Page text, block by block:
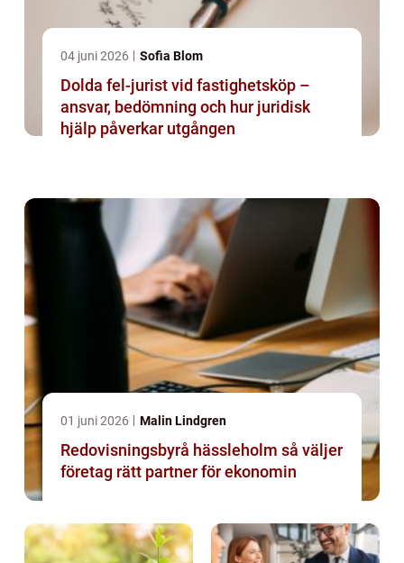
04 juni 2026 Sofia Blom
Dolda fel-jurist vid fastighetsköp –
ansvar, bedömning och hur juridisk
hjälp påverkar utgången
01 juni 2026 Malin Lindgren
Redovisningsbyrå hässleholm så väljer
företag rätt partner för ekonomin